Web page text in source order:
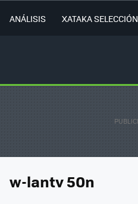
ANÁLISIS XATAKA SELECCIÓN
w-lantv 50n